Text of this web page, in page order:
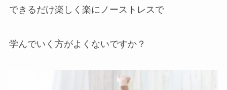
できるだけ楽しく楽にノーストレスで
学んでいく方がよくないですか？